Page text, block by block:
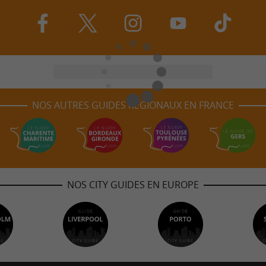
NOS AUTRES GUIDES RÉGIONAUX EN FRANCE
NOS CITY GUIDES EN EUROPE